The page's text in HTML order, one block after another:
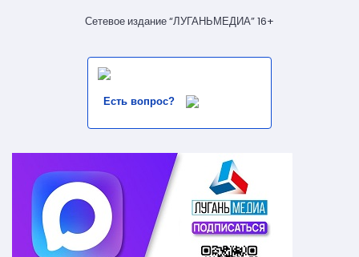
Сетевое издание “ЛУГАНЬМЕДИА” 16+
Есть вопрос?